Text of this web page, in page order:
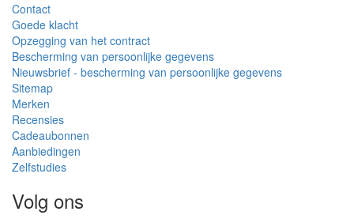
Contact
Goede klacht
Opzegging van het contract
Bescherming van persoonlijke gegevens
Nieuwsbrief - bescherming van persoonlijke gegevens
Sitemap
Merken
Recensies
Cadeaubonnen
Aanbiedingen
Zelfstudies
Volg ons